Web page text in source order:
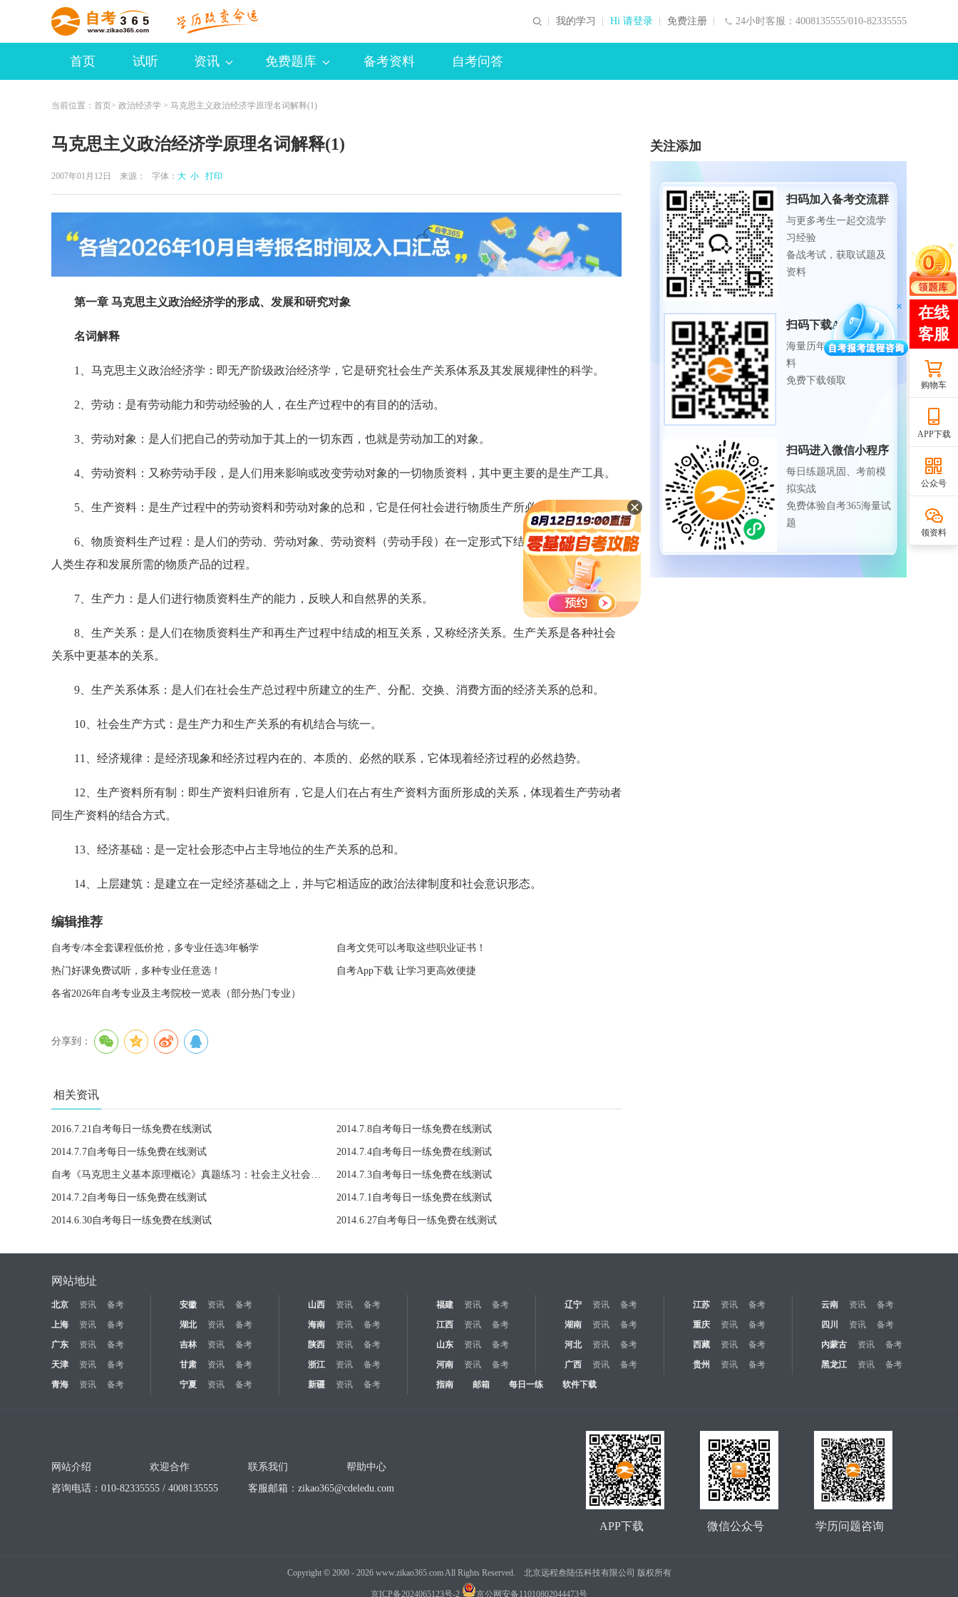
24小时客服：4008135555/010-82335555
我的学习 Hi 请登录 免费注册
首页 试听 资讯 免费题库 备考资料 自考问答
当前位置： 首页> 政治经济学 > 马克思主义政治经济学原理名词解释(1)
马克思主义政治经济学原理名词解释(1)
2007年01月12日 来源： 字体： 大 小 打印
第一章 马克思主义政治经济学的形成、发展和研究对象
名词解释
1、马克思主义政治经济学：即无产阶级政治经济学，它是研究社会生产关系体系及其发展规律性的科学。
2、劳动：是有劳动能力和劳动经验的人，在生产过程中的有目的的活动。
3、劳动对象：是人们把自己的劳动加于其上的一切东西，也就是劳动加工的对象。
4、劳动资料：又称劳动手段，是人们用来影响或改变劳动对象的一切物质资料，其中更主要的是生产工具。
5、生产资料：是生产过程中的劳动资料和劳动对象的总和，它是任何社会进行物质生产所必备的物质条件。
6、物质资料生产过程：是人们的劳动、劳动对象、劳动资料（劳动手段）在一定形式下结合起来，创造满足
人类生存和发展所需的物质产品的过程。
7、生产力：是人们进行物质资料生产的能力，反映人和自然界的关系。
8、生产关系：是人们在物质资料生产和再生产过程中结成的相互关系，又称经济关系。生产关系是各种社会
关系中更基本的关系。
9、生产关系体系：是人们在社会生产总过程中所建立的生产、分配、交换、消费方面的经济关系的总和。
10、社会生产方式：是生产力和生产关系的有机结合与统一。
11、经济规律：是经济现象和经济过程内在的、本质的、必然的联系，它体现着经济过程的必然趋势。
12、生产资料所有制：即生产资料归谁所有，它是人们在占有生产资料方面所形成的关系，体现着生产劳动者
同生产资料的结合方式。
13、经济基础：是一定社会形态中占主导地位的生产关系的总和。
14、上层建筑：是建立在一定经济基础之上，并与它相适应的政治法律制度和社会意识形态。
编辑推荐
自考专/本全套课程低价抢，多专业任选3年畅学 自考文凭可以考取这些职业证书！
热门好课免费试听，多种专业任意选！ 自考App下载 让学习更高效便捷
各省2026年自考专业及主考院校一览表（部分热门专业）
分享到：
相关资讯
2016.7.21自考每日一练免费在线测试 2014.7.8自考每日一练免费在线测试
2014.7.7自考每日一练免费在线测试 2014.7.4自考每日一练免费在线测试
自考《马克思主义基本原理概论》真题练习：社会主义社会的改革（7.4） 2014.7.3自考每日一练免费在线测试
2014.7.2自考每日一练免费在线测试 2014.7.1自考每日一练免费在线测试
2014.6.30自考每日一练免费在线测试 2014.6.27自考每日一练免费在线测试
关注添加
扫码加入备考交流群
与更多考生一起交流学
习经验
备战考试，获取试题及
资料
扫码下载APP
海量历年试题、备考资
料
免费下载领取
扫码进入微信小程序
每日练题巩固、考前模
拟实战
免费体验自考365海量试
题
购物车
APP下载
公众号
领资料
网站地址
北京 资讯 备考 安徽 资讯 备考 山西 资讯 备考 福建 资讯 备考 辽宁 资讯 备考 江苏 资讯 备考 云南 资讯
备考
上海
资讯 备考 湖北 资讯 备考 海南 资讯 备考 江西 资讯 备考 湖南 资讯 备考 重庆 资讯 备考 四川 资讯
备考
广东
资讯 备考 吉林 资讯 备考 陕西 资讯 备考 山东 资讯 备考 河北 资讯 备考 西藏 资讯 备考 内蒙古 资讯
备考
天津
资讯 备考 甘肃 资讯 备考 浙江 资讯 备考 河南 资讯 备考 广西 资讯 备考 贵州 资讯 备考 黑龙江 资讯
备考
青海
资讯 备考 宁夏 资讯 备考 新疆 资讯 备考 指南 邮箱 每日一练 软件下载
网站介绍 欢迎合作 联系我们
帮助中心
咨询电话：010-82335555 / 4008135555
客服邮箱： zikao365@cdeledu.com
学历问题咨询
微信公众号
APP下载
Copyright ©2000 - 2026www.zikao365.com All Rights Reserved. 北京远程叁陆伍科技有限公司 版权所有
京ICP备2024065123号-2 京公网安备11010802044473号